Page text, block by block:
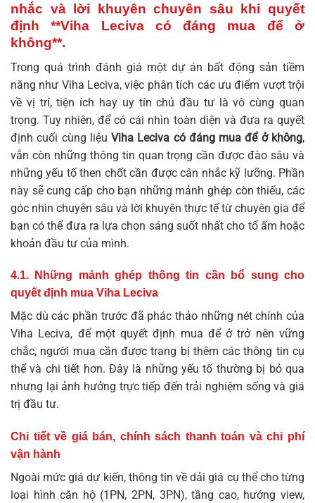
nhắc và lời khuyên chuyên sâu khi quyết
định **Viha Leciva có đáng mua để ở
không**.
Trong quá trình đánh giá một dự án bất động sản tiềm
năng như Viha Leciva, việc phân tích các ưu điểm vượt trội
về vị trí, tiện ích hay uy tín chủ đầu tư là vô cùng quan
trọng. Tuy nhiên, để có cái nhìn toàn diện và đưa ra quyết
định cuối cùng liệuViha Leciva có đáng mua để ở không,
vẫn còn những thông tin quan trọng cần được đào sâu và
những yếu tố then chốt cần được cân nhắc kỹ lưỡng. Phần
này sẽ cung cấp cho bạn những mảnh ghép còn thiếu, các
góc nhìn chuyên sâu và lời khuyên thực tế từ chuyên gia để
bạn có thể đưa ra lựa chọn sáng suốt nhất cho tổ ấm hoặc
khoản đầu tư của mình.
4.1. Những mảnh ghép thông tin cần bổ sung cho
quyết định mua Viha Leciva
Mặc dù các phần trước đã phác thảo những nét chính của
Viha Leciva, để một quyết định mua để ở trở nên vững
chắc, người mua cần được trang bị thêm các thông tin cụ
thể và chi tiết hơn. Đây là những yếu tố thường bị bỏ qua
nhưng lại ảnh hưởng trực tiếp đến trải nghiệm sống và giá
trị đầu tư.
Chi tiết về giá bán, chính sách thanh toán và chi phí
vận hành
Ngoài mức giá dự kiến, thông tin về dải giá cụ thể cho từng
loại hình căn hộ (1PN, 2PN, 3PN), tầng cao, hướng view,